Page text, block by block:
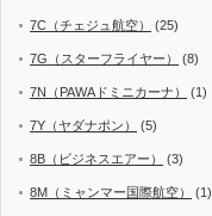
7C（チェジュ航空） (25)
7G（スターフライヤー） (8)
7N（PAWAドミニカーナ） (1)
7Y（ヤダナポン） (5)
8B（ビジネスエアー） (3)
8M（ミャンマー国際航空） (1)